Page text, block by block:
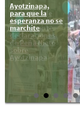
Ayotzinapa,
para que la
esperanza no se
marchite
Equipo
Argentino de
Antropología
Forense ante
declaraciones
de Peña Nieto
sobre
Ayotzinapa